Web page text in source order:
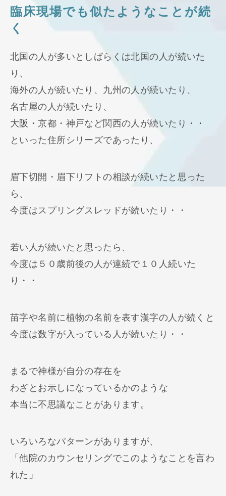
臨床現場でも似たようなことが続
く
北国の人が多いとしばらくは北国の人が続いた
り、
海外の人が続いたり、九州の人が続いたり、
名古屋の人が続いたり、
大阪・京都・神戸など関西の人が続いたり・・
といった住所シリーズであったり、
眉下切開・眉下リフトの相談が続いたと思った
ら、
今度はスプリングスレッドが続いたり・・
若い人が続いたと思ったら、
今度は５０歳前後の人が連続で１０人続いた
り・・
苗字や名前に植物の名前を表す漢字の人が続くと
今度は数字が入っている人が続いたり・・
まるで神様が自分の存在を
わざとお示しになっているかのような
本当に不思議なことがあります。
いろいろなパターンがありますが、
「他院のカウンセリングでこのようなことを言わ
れた」